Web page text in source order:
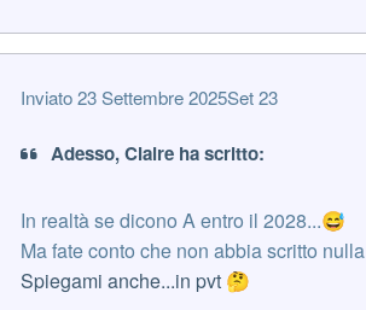
Inviato23 Settembre 2025Set 23
Adesso, Claire ha scritto:
In realtà se dicono A entro il 2028...😅
Ma fate conto che non abbia scritto nulla
Spiegami anche...in pvt 🤔